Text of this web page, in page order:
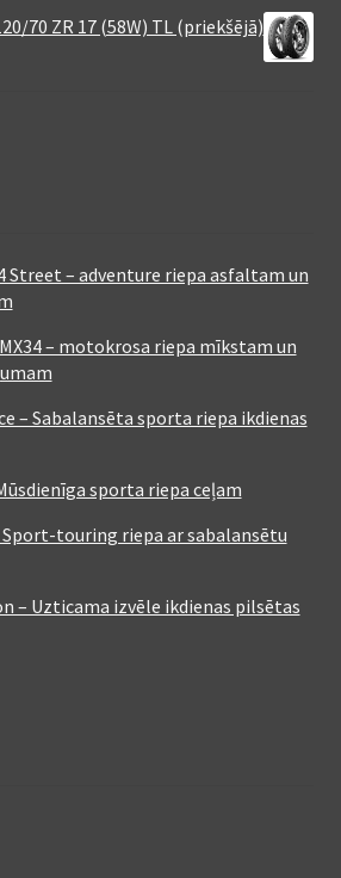
70 ZR 17 (58W) TL (priekšējā)
Street – adventure riepa asfaltam un
– motokrosa riepa mīkstam un
– Sabalansēta sporta riepa ikdienas
sporta riepa ceļam
Sport-touring riepa ar sabalansētu
– Uzticama izvēle ikdienas pilsētas